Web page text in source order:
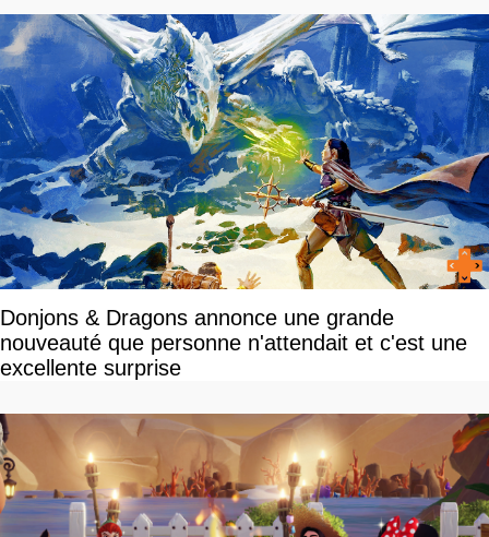
Donjons & Dragons annonce une grande
nouveauté que personne n'attendait et c'est une
excellente surprise